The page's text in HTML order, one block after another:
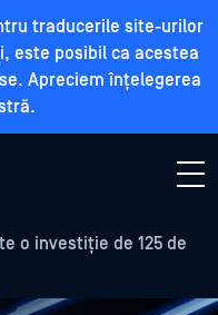
traducerile site-urilor
este posibil ca acestea
Apreciem înțelegerea
o investiție de 125 de